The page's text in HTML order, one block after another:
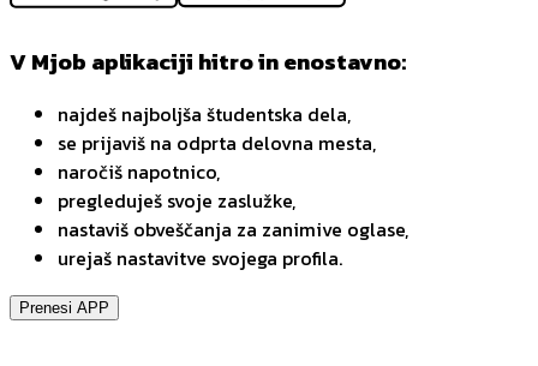
V Mjob aplikaciji hitro in enostavno:
najdeš najboljša študentska dela,
se prijaviš na odprta delovna mesta,
naročiš napotnico,
pregleduješ svoje zaslužke,
nastaviš obveščanja za zanimive oglase,
urejaš nastavitve svojega profila.
Prenesi APP